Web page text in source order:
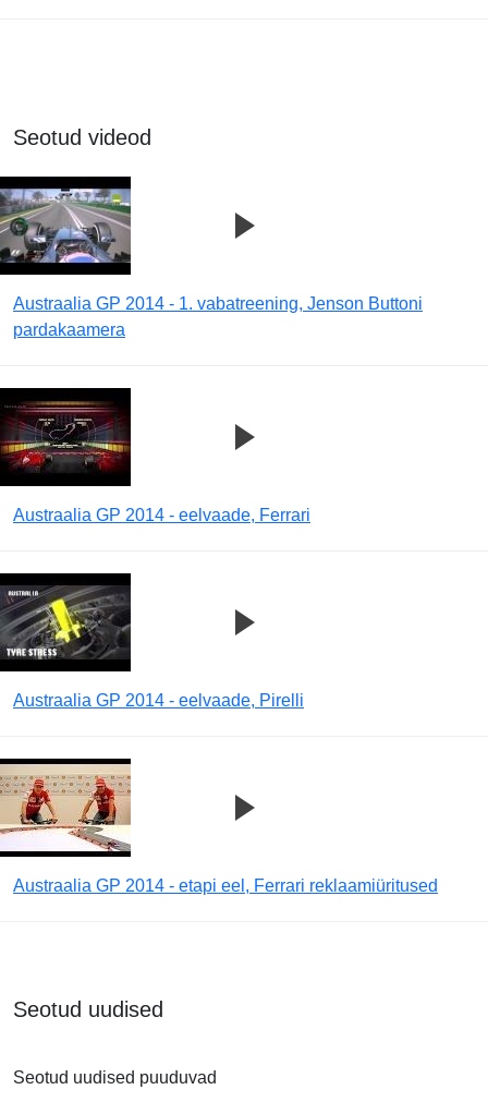
Seotud videod
Austraalia GP 2014 - 1. vabatreening, Jenson Buttoni
pardakaamera
Austraalia GP 2014 - eelvaade, Ferrari
Austraalia GP 2014 - eelvaade, Pirelli
Austraalia GP 2014 - etapi eel, Ferrari reklaamiüritused
Seotud uudised
Seotud uudised puuduvad